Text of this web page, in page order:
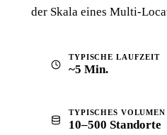
der Skala eines Multi-
TYPISCHE LAUFZEIT
~5 Min.
TYPISCHES VOLUMEN
10–500 Standorte